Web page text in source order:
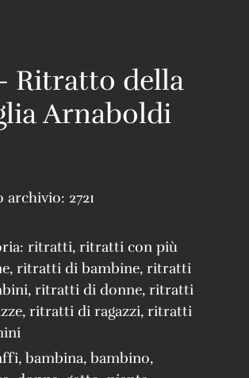
Ritratto della
Arnaboldi
archivio: 2721
ritratti, ritratti con più
, ritratti di bambine, ritratti
, ritratti di donne, ritratti
, ritratti di ragazzi, ritratti
, bambina, bambino,